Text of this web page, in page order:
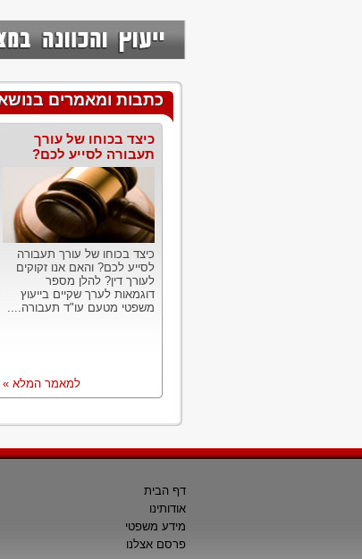
כתבות ומאמרים בנושא
כיצד בכוחו של עורך
תעבורה לסייע לכם?
כיצד בכוחו של עורך תעבורה
לסייע לכם? והאם אנו זקוקים
לעורך דין? להלן מספר
דוגמאות לערך שקיים בייעוץ
משפטי מטעם עו"ד תעבורה....
למאמר המלא »
דף הבית
אודותינו
מידע משפטי
פרסם אצלנו